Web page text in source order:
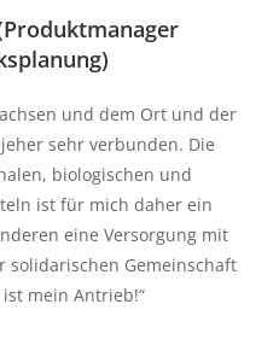
und dem Ort und der
sehr verbunden. Die
biologischen und
ist für mich daher ein
eine Versorgung mit
solidarischen Gemeinschaft
mein Antrieb!“